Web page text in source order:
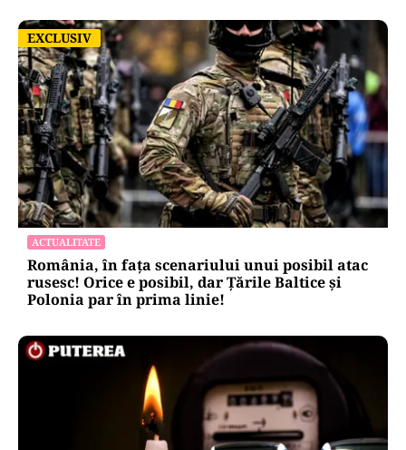
EXCLUSIV
EXCLUSIV
ACTUALITATE
România, în fața scenariului unui posibil atac
rusesc! Orice e posibil, dar Țările Baltice și
Polonia par în prima linie!